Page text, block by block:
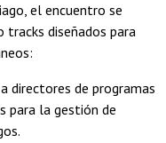
el encuentro se
diseñados para
directores de programas
para la gestión de